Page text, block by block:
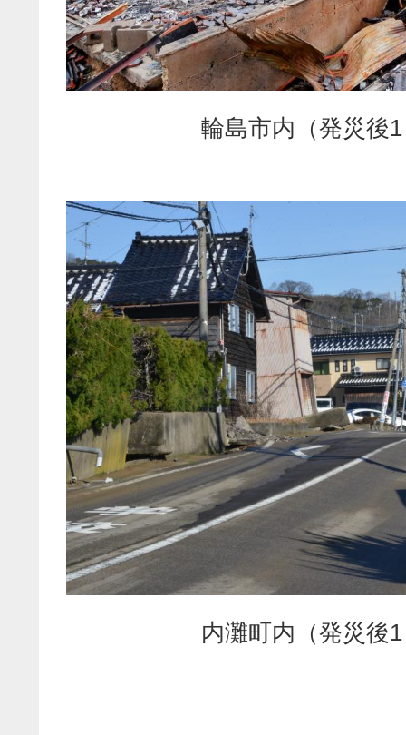
輪島市内（発災後
内灘町内（発災後